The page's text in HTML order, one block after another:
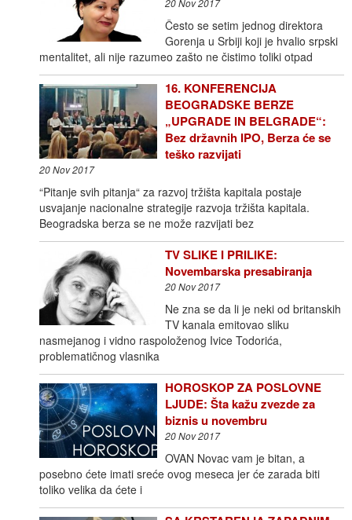
Često se setim jednog direktora
Gorenja u Srbiji koji je hvalio srpski
mentalitet, ali nije razumeo zašto ne čistimo toliki otpad
16. KONFERENCIJA
BEOGRADSKE BERZE
„UPGRADE IN BELGRADE“:
Bez državnih IPO, Berza će se
teško razvijati
20 Nov 2017
“Pitanje svih pitanja“ za razvoj tržišta kapitala postaje
usvajanje nacionalne strategije razvoja tržišta kapitala.
Beogradska berza se ne može razvijati bez
TV SLIKE I PRILIKE:
Novembarska presabiranja
20 Nov 2017
Ne zna se da li je neki od britanskih
TV kanala emitovao sliku
nasmejanog i vidno raspoloženog Ivice Todorića,
problematičnog vlasnika
HOROSKOP ZA POSLOVNE
LJUDE: Šta kažu zvezde za
biznis u novembru
20 Nov 2017
OVAN Novac vam je bitan, a
posebno ćete imati sreće ovog meseca jer će zarada biti
toliko velika da ćete i